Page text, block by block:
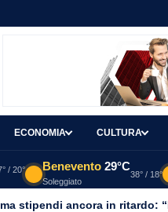
ECONOMIA CULTURA
/ 20° Benevento 29°C
Soleggiato
38° / 18°
stipendi ancora in ritardo: